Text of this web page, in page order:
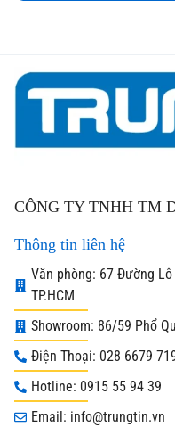
CÔNG TY TNHH TM
Thông tin liên hệ
Văn phòng: 67 Đường
TP.HCM
Showroom: 86/59 Phổ
Điện Thoại: 028 6679
Hotline: 0915 55 94 39
Email: info@trungtin.vn